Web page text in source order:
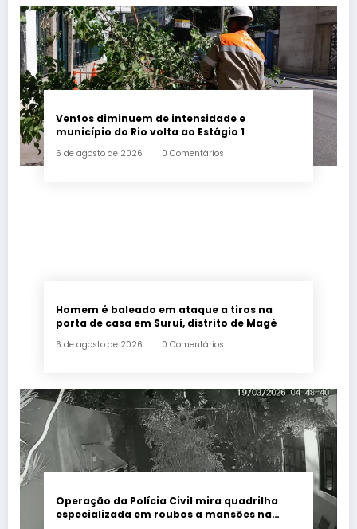
Ventos diminuem de intensidade e
município do Rio volta ao Estágio 1
6 de agosto de 2026 0 Comentários
Homem é baleado em ataque a tiros na
porta de casa em Suruí, distrito de Magé
6 de agosto de 2026 0 Comentários
Operação da Polícia Civil mira quadrilha
especializada em roubos a mansões na